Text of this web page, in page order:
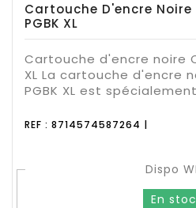
Cartouche D'encre
PGBK XL
Cartouche d'encre noire
XL La cartouche d'encre
PGBK XL est
REF : 8714574587264 |
Dispo
En